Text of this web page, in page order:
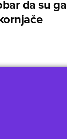
da su ga